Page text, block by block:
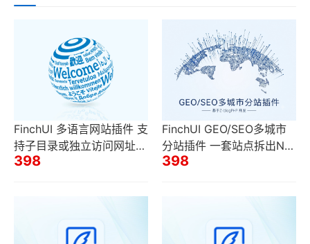
FinchUI 多语言网站插件 支
持子目录或独立访问网址
（包含二级域名） 出海必
398
FinchUI GEO/SEO多城市
分站插件 一套站点拆出N个
城市分站 本地长尾词流量
398